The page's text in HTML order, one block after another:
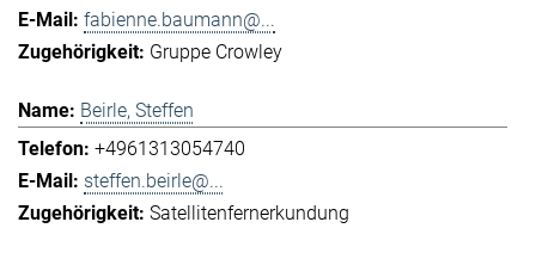
fabienne.baumann@...
Gruppe Crowley
Beirle, Steffen
+4961313054740
steffen.beirle@...
Satellitenfernerkundung